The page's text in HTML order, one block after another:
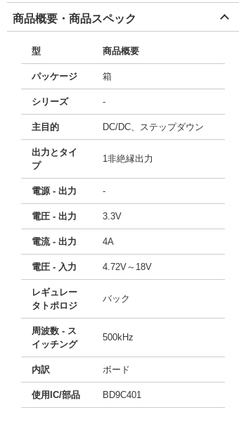
商品概要・商品スペック
型 商品概要
パッケージ 箱
シリーズ -
主目的 DC/DC、ステップダウン
出力とタイ
プ
1非絶縁出力
電源 - 出力 -
電圧 - 出力 3.3V
電流 - 出力 4A
電圧 - 入力 4.72V～18V
レギュレー
タトポロジ
バック
周波数 - ス
イッチング
500kHz
内訳 ボード
使用IC/部品 BD9C401